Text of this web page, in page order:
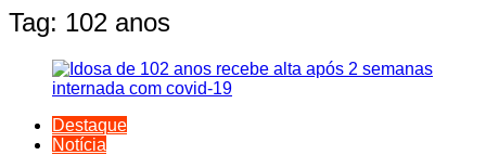
Tag: 102 anos
Destaque
Notícia